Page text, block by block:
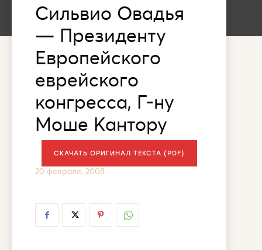
Сильвио Овадья
— Президенту
Европейского
еврейского
конгресса, Г-ну
Моше Кантору
СКАЧАТЬ ОРИГИНАЛ ТЕКСТА (PDF)
20 февраля, 2008